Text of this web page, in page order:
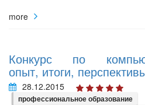
more
Конкурс по
опыт, итоги,
28.12.2015
профессиональное образование